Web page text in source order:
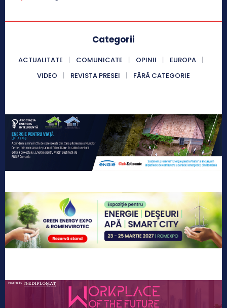
Categorii
ACTUALITATE COMUNICATE OPINII
EUROPA
VIDEO
REVISTA PRESEI FĂRĂ CATEGORIE